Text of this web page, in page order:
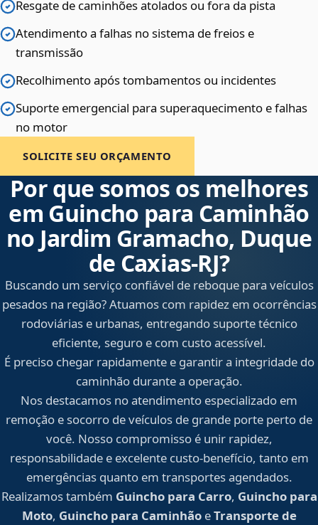
Resgate de caminhões atolados ou fora da pista
Atendimento a falhas no sistema de freios e
transmissão
Recolhimento após tombamentos ou incidentes
Suporte emergencial para superaquecimento e falhas
no motor
SOLICITE SEU ORÇAMENTO
Por que somos os melhores
em Guincho para Caminhão
no Jardim Gramacho, Duque
de Caxias‑RJ?
Buscando um serviço confiável de reboque para veículos
pesados na região? Atuamos com rapidez em ocorrências
rodoviárias e urbanas, entregando suporte técnico
eficiente, seguro e com custo acessível.
É preciso chegar rapidamente e garantir a integridade do
caminhão durante a operação.
Nos destacamos no atendimento especializado em
remoção e socorro de veículos de grande porte perto de
você. Nosso compromisso é unir rapidez,
responsabilidade e excelente custo-benefício, tanto em
emergências quanto em transportes agendados.
Realizamos também Guincho para Carro, Guincho para
Moto, Guincho para CaminhãoeTransporte de